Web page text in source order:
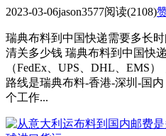
2023-03-06jason3577阅读(2108)
瑞典布料到中国快递需要多长
清关多少钱 瑞典布料到中国快
（FedEx、UPS、DHL、EMS
路线是瑞典布料-香港-深圳-国
个工作...